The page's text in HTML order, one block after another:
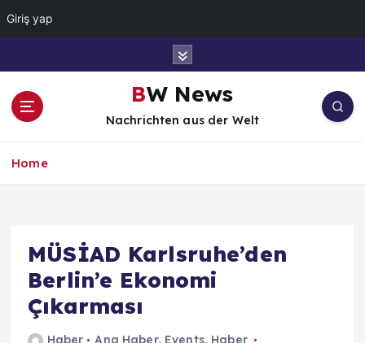
Giriş yap
BW News
Nachrichten aus der Welt
Home
MÜSİAD Karlsruhe’den
Berlin’e Ekonomi
Çıkarması
Haber Ana Haber, Events, Haber